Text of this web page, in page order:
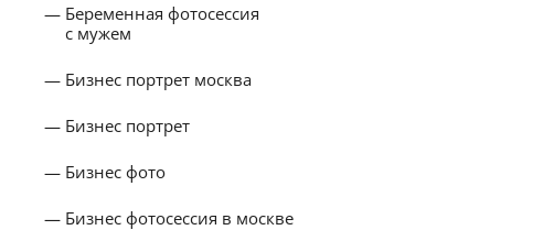
Беременная фотосессия
с мужем
Бизнес портрет москва
Бизнес портрет
Бизнес фото
Бизнес фотосессия в москве